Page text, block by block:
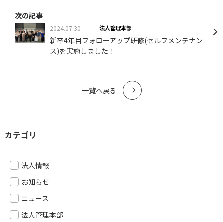
次の記事
2024.07.30 法人管理本部
新卒4年目フォローアップ研修(セルフメンテナン
ス)を実施しました！
一覧へ戻る
カテゴリ
法人情報
お知らせ
ニュース
法人管理本部